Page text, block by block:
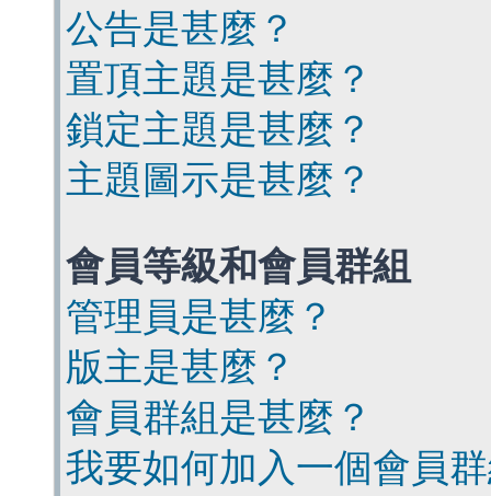
公告是甚麼？
置頂主題是甚麼？
鎖定主題是甚麼？
主題圖示是甚麼？
會員等級和會員群組
管理員是甚麼？
版主是甚麼？
會員群組是甚麼？
我要如何加入一個會員